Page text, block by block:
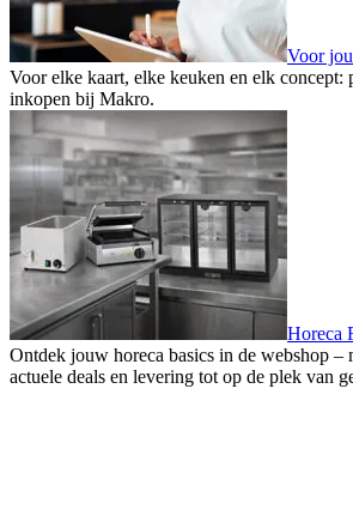
Voor
Voor elke kaart, elke keuken en elk concept:
inkopen bij Makro.
Horeca
Ontdek jouw horeca basics in de webshop –
actuele deals en levering tot op de plek van